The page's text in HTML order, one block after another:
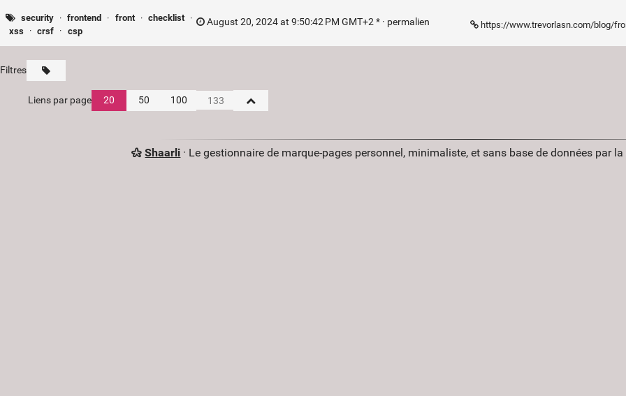
security · frontend · front · checklist
·
xss · crsf · csp
August 20, 2024 at 9:50:42 PM GMT+2 * · permalien https://www.trevorlasn.com/blog/frontend-
Filtres
Liens par page 20 50 100
Shaarli · Le gestionnaire de marque-pages personnel, minimaliste, et sans base de données par